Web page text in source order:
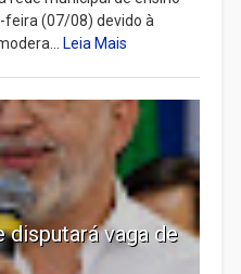
(07/08) devido à
Leia Mais
disputará vaga de